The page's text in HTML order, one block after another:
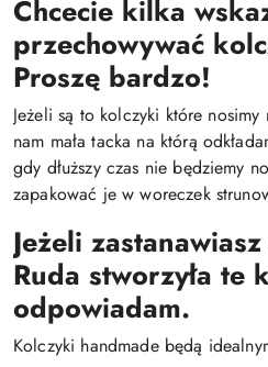
Chcecie kilka
przechowywać
Proszę bardzo!
Jeżeli są to kolczyki które
nam mała tacka na którą
gdy dłuższy czas nie będziemy
zapakować je w woreczek
Jeżeli
Ruda stworzyła te
odpowiadam.
Kolczyki handmade będą